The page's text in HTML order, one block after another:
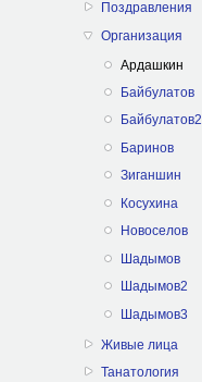
Поздравления
Организация
Ардашкин
Байбулатов
Байбулатов2
Баринов
Зиганшин
Косухина
Новоселов
Шадымов
Шадымов2
Шадымов3
Живые лица
Танатология